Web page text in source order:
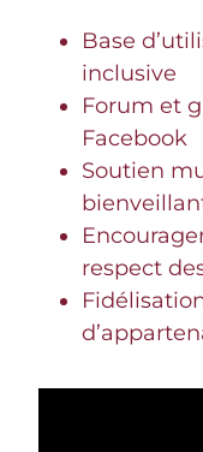
Base
inclusive
Forum et
Facebook
Soutien
respect